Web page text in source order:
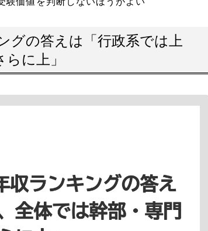
グの答えは「行政系では上
に上」